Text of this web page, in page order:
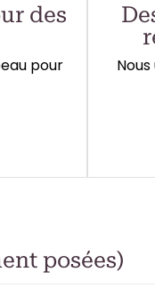
des
pour
posées)